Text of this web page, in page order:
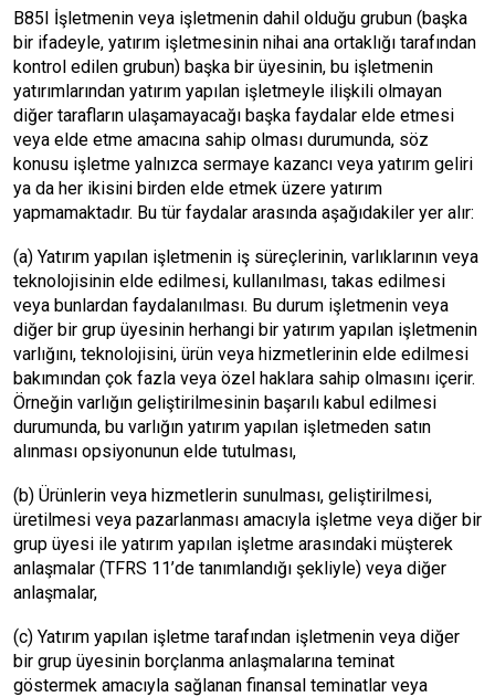
B85I İşletmenin veya işletmenin dahil olduğu grubun (başka
bir ifadeyle, yatırım işletmesinin nihai ana ortaklığı tarafından
kontrol edilen grubun) başka bir üyesinin, bu işletmenin
yatırımlarından yatırım yapılan işletmeyle ilişkili olmayan
diğer tarafların ulaşamayacağı başka faydalar elde etmesi
veya elde etme amacına sahip olması durumunda, söz
konusu işletme yalnızca sermaye kazancı veya yatırım geliri
ya da her ikisini birden elde etmek üzere yatırım
yapmamaktadır. Bu tür faydalar arasında aşağıdakiler yer alır:
(a) Yatırım yapılan işletmenin iş süreçlerinin, varlıklarının veya
teknolojisinin elde edilmesi, kullanılması, takas edilmesi
veya bunlardan faydalanılması. Bu durum işletmenin veya
diğer bir grup üyesinin herhangi bir yatırım yapılan işletmenin
varlığını, teknolojisini, ürün veya hizmetlerinin elde edilmesi
bakımından çok fazla veya özel haklara sahip olmasını içerir.
Örneğin varlığın geliştirilmesinin başarılı kabul edilmesi
durumunda, bu varlığın yatırım yapılan işletmeden satın
alınması opsiyonunun elde tutulması,
(b) Ürünlerin veya hizmetlerin sunulması, geliştirilmesi,
üretilmesi veya pazarlanması amacıyla işletme veya diğer bir
grup üyesi ile yatırım yapılan işletme arasındaki müşterek
anlaşmalar (TFRS 11’de tanımlandığı şekliyle) veya diğer
anlaşmalar,
(c) Yatırım yapılan işletme tarafından işletmenin veya diğer
bir grup üyesinin borçlanma anlaşmalarına teminat
göstermek amacıyla sağlanan finansal teminatlar veya